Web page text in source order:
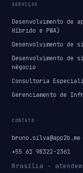
SERVIÇOS
Desenvolvimento de
Híbrido e PWA)
Desenvolvimento de
Desenvolvimento de
négocio
Consultoria
Gerenciamento de
CONTATO
bruno.silva@app2b.me
+55 61 98322-2361
Brasília ·